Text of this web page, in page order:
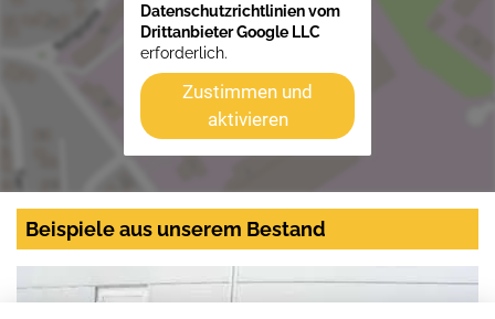
Datenschutzrichtlinien vom
Drittanbieter Google LLC
erforderlich.
Zustimmen und
aktivieren
Beispiele aus unserem Bestand